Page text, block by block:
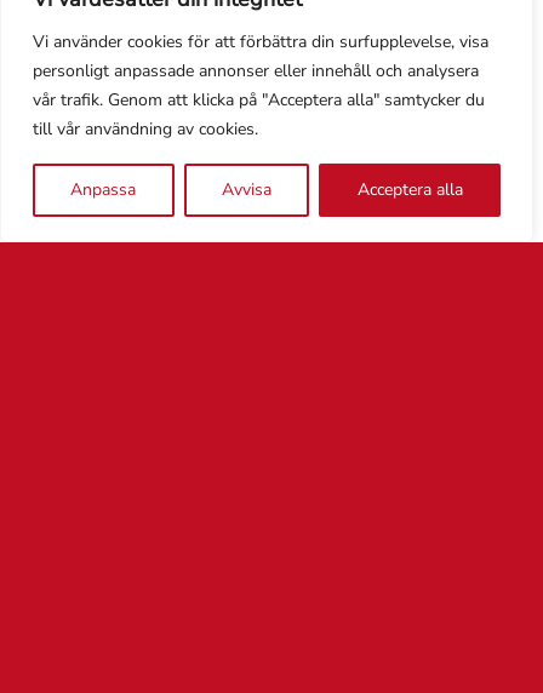
Vi använder cookies för att förbättra din surfupplevelse, visa
personligt anpassade annonser eller innehåll och analysera
vår trafik. Genom att klicka på "Acceptera alla" samtycker du
till vår användning av cookies.
Anpassa Avvisa Acceptera alla
och får därmed bland annat sköta hemsidan.
-För klubbens del hoppas jag att vi ska åter
ska få ett renommé som tävlingsklubb.
Sedan gillar jag tanken på Axvall som